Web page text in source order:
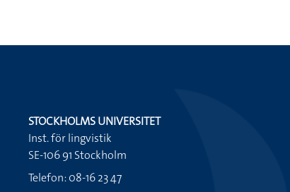
STOCKHOLMS UNIVERSITET
Inst. för lingvistik
SE-106 91 Stockholm
Telefon: 08-16 23 47